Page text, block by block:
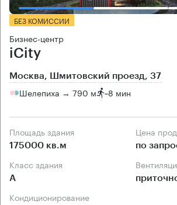
БЕЗ КОМИССИИ
Бизнес-центр
iCity
Москва, Шмитовский проезд, 37
Шелепиха → 790 м ~8 мин
Площадь здания
175000 кв.м
Цена
по
Класс здания
А
Кондиционирование